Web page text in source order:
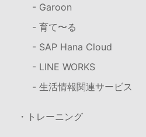
- Garoon
- 育て〜る
- SAP Hana Cloud
- LINE WORKS
- 生活情報関連サービス
・トレーニング